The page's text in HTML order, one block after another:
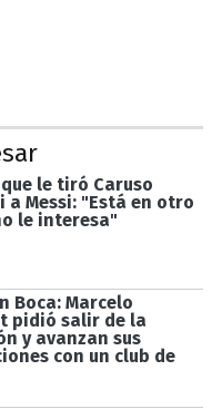
le tiró Caruso
a Messi: "Está en otro
le interesa"
Boca: Marcelo
pidió salir de la
y avanzan sus
con un club de